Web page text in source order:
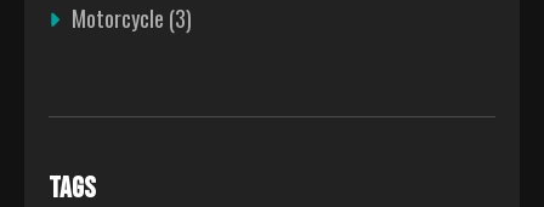
Motorcycle (3)
TAGS